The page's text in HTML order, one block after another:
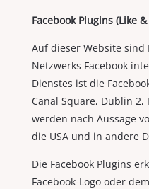
Facebook Plugins (Like
Auf dieser Website sind
Netzwerks Facebook
Dienstes ist die
Canal Square, Dublin
werden nach Aussage
die USA und in andere
Die Facebook Plugins
Facebook-Logo oder